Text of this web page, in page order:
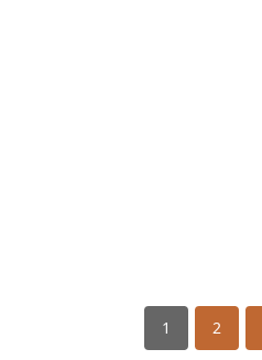
1 2